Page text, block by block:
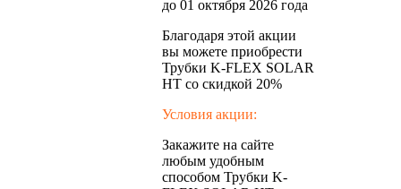
до 01 октября 2026 года
Благодаря этой акции
вы можете приобрести
Трубки K-FLEX SOLAR
HT со скидкой 20%
Условия акции:
Закажите на сайте
любым удобным
способом Трубки K-